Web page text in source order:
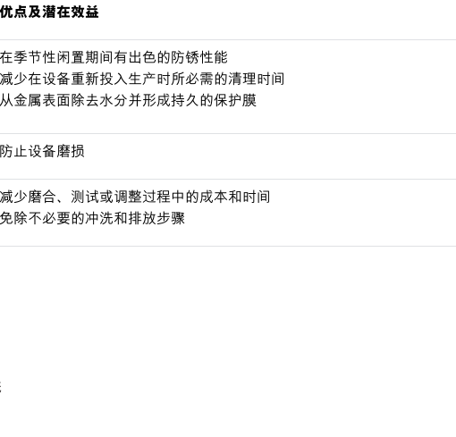
优点及潜在效益
在季节性闲置期间有出色的防锈性能
减少在设备重新投入生产时所必需的清理时间
从金属表面除去水分并形成持久的保护膜
防止设备磨损
减少磨合、测试或调整过程中的成本和时间
免除不必要的冲洗和排放步骤